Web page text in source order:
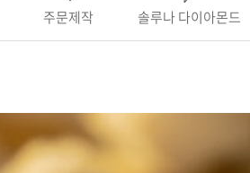
주문제작 솔루나 다이아몬드